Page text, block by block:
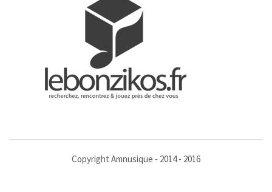
Copyright Amnusique - 2014 - 2016